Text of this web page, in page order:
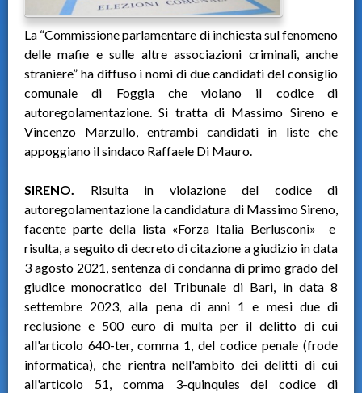
La “Commissione parlamentare di inchiesta sul fenomeno
delle mafie e sulle altre associazioni criminali, anche
straniere” ha diffuso i nomi di due candidati del consiglio
comunale di Foggia che violano il codice di
autoregolamentazione. Si tratta di Massimo Sireno e
Vincenzo Marzullo, entrambi candidati in liste che
appoggiano il sindaco Raffaele Di Mauro.
SIRENO. Risulta in violazione del codice di
autoregolamentazione la candidatura di Massimo Sireno,
facente parte della lista «Forza Italia Berlusconi» e
risulta, a seguito di decreto di citazione a giudizio in data
3 agosto 2021, sentenza di condanna di primo grado del
giudice monocratico del Tribunale di Bari, in data 8
settembre 2023, alla pena di anni 1 e mesi due di
reclusione e 500 euro di multa per il delitto di cui
all'articolo 640-ter, comma 1, del codice penale (frode
informatica), che rientra nell'ambito dei delitti di cui
all'articolo 51, comma 3-quinquies del codice di